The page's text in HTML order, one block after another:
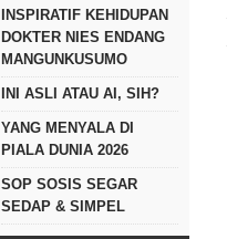
INSPIRATIF KEHIDUPAN
DOKTER NIES ENDANG
MANGUNKUSUMO
INI ASLI ATAU AI, SIH?
YANG MENYALA DI
PIALA DUNIA 2026
SOP SOSIS SEGAR
SEDAP & SIMPEL